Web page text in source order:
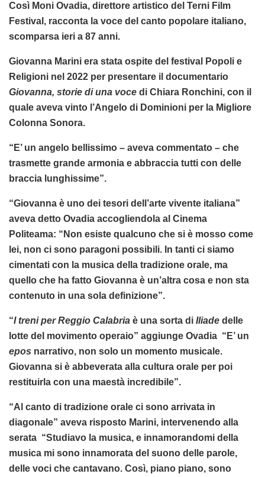
Così Moni Ovadia, direttore artistico del Terni Film
Festival, racconta la voce del canto popolare italiano,
scomparsa ieri a 87 anni.
Giovanna Marini era stata ospite del festival Popoli e
Religioni nel 2022 per presentare il documentario
Giovanna, storie di una voce di Chiara Ronchini, con il
quale aveva vinto l’Angelo di Dominioni per la Migliore
Colonna Sonora.
“E’ un angelo bellissimo – aveva commentato – che
trasmette grande armonia e abbraccia tutti con delle
braccia lunghissime”.
“Giovanna è uno dei tesori dell’arte vivente italiana”
aveva detto Ovadia accogliendola al Cinema
Politeama: “Non esiste qualcuno che si è mosso come
lei, non ci sono paragoni possibili. In tanti ci siamo
cimentati con la musica della tradizione orale, ma
quello che ha fatto Giovanna è un’altra cosa e non sta
contenuto in una sola definizione”.
“I treni per Reggio Calabria è una sorta di Iliade delle
lotte del movimento operaio” aggiunge Ovadia “E’ un
epos narrativo, non solo un momento musicale.
Giovanna si è abbeverata alla cultura orale per poi
restituirla con una maestà incredibile”.
“Al canto di tradizione orale ci sono arrivata in
diagonale” aveva risposto Marini, intervenendo alla
serata “Studiavo la musica, e innamorandomi della
musica mi sono innamorata del suono delle parole,
delle voci che cantavano. Così, piano piano, sono